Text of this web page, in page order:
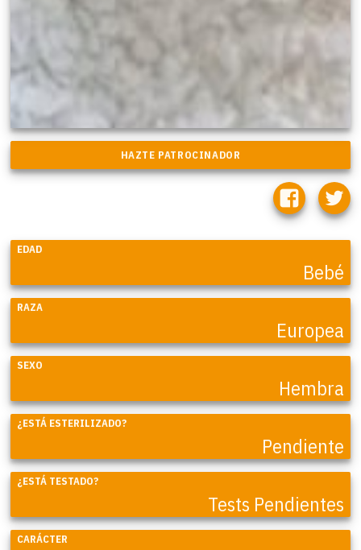
EDAD
Bebé
RAZA
Europea
SEXO
Hembra
¿ESTÁ ESTERILIZADO?
Pendiente
¿ESTÁ TESTADO?
Tests Pendientes
CARÁCTER